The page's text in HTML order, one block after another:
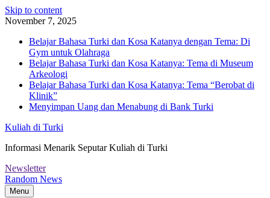
Skip to content
November 7, 2025
Belajar Bahasa Turki dan Kosa Katanya dengan Tema: Di
Gym untuk Olahraga
Belajar Bahasa Turki dan Kosa Katanya: Tema di Museum
Arkeologi
Belajar Bahasa Turki dan Kosa Katanya: Tema “Berobat di
Klinik”
Menyimpan Uang dan Menabung di Bank Turki
Kuliah di Turki
Informasi Menarik Seputar Kuliah di Turki
Newsletter
Random News
Menu